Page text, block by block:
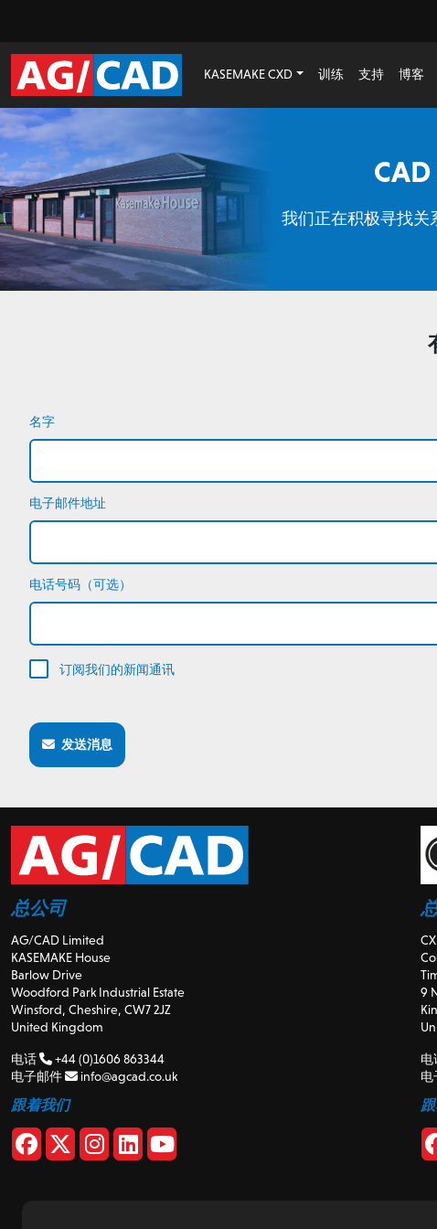
KASEMAKE CXD 训练 支持 博客
我们正在积极寻找关
名字
电子邮件地址
电话号码（可选）
订阅我们的新闻通讯
发送消息
总公司
AG/CAD Limited
KASEMAKE House
Barlow Drive
Woodford Park Industrial Estate
Winsford, Cheshire, CW7 2JZ
United Kingdom
电话
+44 (0)1606 863344
电子邮件
info@agcad.co.uk
跟着我们
9
电
电